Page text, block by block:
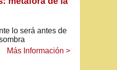
lo será antes de
Más Información >